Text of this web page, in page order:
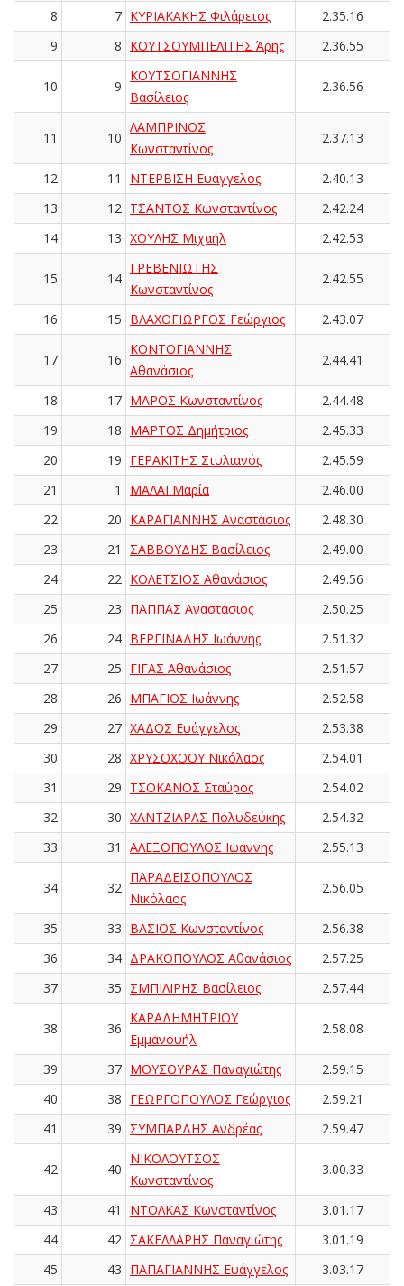
8
7 ΚΥΡΙΑΚΑΚΗΣ Φιλάρετος
2.35.16
9
8 ΚΟΥΤΣΟΥΜΠΕΛΙΤΗΣ Άρης 2.36.55
10 9
ΚΟΥΤΣΟΓΙΑΝΝΗΣ
Βασίλειος
2.36.56
11 10
ΛΑΜΠΡΙΝΟΣ
Κωνσταντίνος
2.37.13
12 11 ΝΤΕΡΒΙΣΗ Ευάγγελος
2.40.13
13
12 ΤΣΑΝΤΟΣ Κωνσταντίνος
2.42.24
14
13 ΧΟΥΛΗΣ Μιχαήλ 2.42.53
15 14
ΓΡΕΒΕΝΙΩΤΗΣ
Κωνσταντίνος
2.42.55
16 15 ΒΛΑΧΟΓΙΩΡΓΟΣ Γεώργιος 2.43.07
17 16
ΚΟΝΤΟΓΙΑΝΝΗΣ
Αθανάσιος
2.44.41
18 17 ΜΑΡΟΣ Κωνσταντίνος
2.44.48
19
18 ΜΑΡΤΟΣ Δημήτριος
2.45.33
20
19 ΓΕΡΑΚΙΤΗΣ Στυλιανός
2.45.59
21
1 ΜΑΛΑΪ Μαρία
2.46.00
22
20 ΚΑΡΑΓΙΑΝΝΗΣ Αναστάσιος
2.48.30
23
21 ΣΑΒΒΟΥΔΗΣ Βασίλειος
2.49.00
24
22 ΚΟΛΕΤΣΙΟΣ Αθανάσιος
2.49.56
25
23 ΠΑΠΠΑΣ Αναστάσιος
2.50.25
26
24 ΒΕΡΓΙΝΑΔΗΣ Ιωάννης
2.51.32
27
25 ΓΙΓΑΣ Αθανάσιος
2.51.57
28
26 ΜΠΑΓΙΟΣ Ιωάννης
2.52.58
29
27 ΧΑΔΟΣ Ευάγγελος
2.53.38
30
28 ΧΡΥΣΟΧΟΟΥ Νικόλαος
2.54.01
31
29 ΤΣΟΚΑΝΟΣ Σταύρος
2.54.02
32
30 ΧΑΝΤΖΙΑΡΑΣ Πολυδεύκης
2.54.32
33
31 ΑΛΕΞΟΠΟΥΛΟΣ Ιωάννης 2.55.13
34 32
ΠΑΡΑΔΕΙΣΟΠΟΥΛΟΣ
Νικόλαος
2.56.05
35 33 ΒΑΣΙΟΣ Κωνσταντίνος
2.56.38
36
34 ΔΡΑΚΟΠΟΥΛΟΣ Αθανάσιος
2.57.25
37
35 ΣΜΠΙΛΙΡΗΣ Βασίλειος 2.57.44
38 36
ΚΑΡΑΔΗΜΗΤΡΙΟΥ
Εμμανουήλ
2.58.08
39 37 ΜΟΥΣΟΥΡΑΣ Παναγιώτης
2.59.15
40
38 ΓΕΩΡΓΟΠΟΥΛΟΣ Γεώργιος
2.59.21
41
39 ΣΥΜΠΑΡΔΗΣ Ανδρέας 2.59.47
42 40
ΝΙΚΟΛΟΥΤΣΟΣ
Κωνσταντίνος
3.00.33
43 41 ΝΤΟΛΚΑΣ Κωνσταντίνος
3.01.17
44
42 ΣΑΚΕΛΛΑΡΗΣ Παναγιώτης
3.01.19
45
43 ΠΑΠΑΓΙΑΝΝΗΣ Ευάγγελος 3.03.17